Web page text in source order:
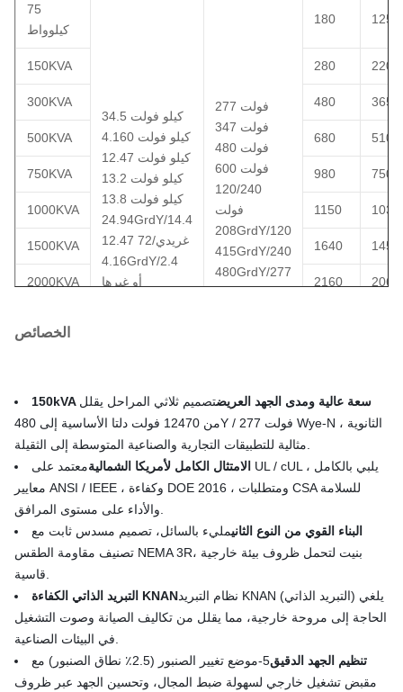
75
كيلوواط
34.5 كيلو فولت
4.160 كيلو فولت
12.47 كيلو فولت
13.2 كيلو فولت
13.8 كيلو فولت
24.94GrdY/14.4
12.47 غريدي/72
4.16GrdY/2.4
أو غيرها
277 فولت
347 فولت
480 فولت
600 فولت
120/240
فولت
208GrdY/120
415GrdY/240
480GrdY/277
180 1250
150KVA 280 2200
300KVA 480 3650
500KVA 680 5100
750KVA 980 7500
1000KVA 1150
1500KVA 1640
2000KVA 2160
الخصائص
150kVA سعة عالية ومدى الجهد العريضتصميم ثلاثي المراحل يقلل
من 12470 فولت دلتا الأساسية إلى 480Y / 277 فولت Wye-N الثانوية ،
مثالية للتطبيقات التجارية والصناعية المتوسطة إلى الثقيلة.
الامتثال الكامل لأمريكا الشماليةمعتمد على UL / cUL ، يلبي بالكامل
معايير ANSI / IEEE ، وكفاءة DOE 2016 ، ومتطلبات CSA للسلامة
والأداء على مستوى المرافق.
البناء القوي من النوع الثانيمليء بالسائل، تصميم مسدس ثابت مع
تصنيف مقاومة الطقس NEMA 3R، بنيت لتحمل ظروف بيئة خارجية
قاسية.
التبريد الذاتي الكفاءة KNANنظام التبريد KNAN (التبريد الذاتي) يلغي
الحاجة إلى مروحة خارجية، مما يقلل من تكاليف الصيانة وصوت التشغيل
في البيئات الصناعية.
تنظيم الجهد الدقيق
5-موضع تغيير الصنبور (2.5٪ نطاق الصنبور) مع
مقبض تشغيل خارجي لسهولة ضبط المجال، وتحسين الجهد عبر ظروف